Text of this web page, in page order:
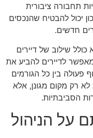
תחבורה ציבורית
יכול להבטיח שהנכסים
חדשים.
כולל שילוב של דיירים
לדיירים להביע את
פעולה בין כל הגורמים
לא רק מקום מגונן, אלא
הסביבתיות.
על הניהול